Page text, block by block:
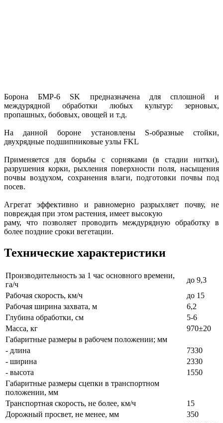
Борона БМР-6 SK предназначена для сплошной и
междурядной обработки любых культур: зерновых,
пропашных, бобовых, овощей и т.д.
На данной бороне установлены S-образные стойки,
двухрядные подшипниковые узлы FKL
Применяется для борьбы с сорняками (в стадии нитки),
разрушения корки, рыхления поверхности поля, насыщения
почвы воздухом, сохранения влаги, подготовки почвы под
посев.
Агрегат эффективно и равномерно разрыхляет почву, не
повреждая при этом растения, имеет высокую
раму, что позволяет проводить междурядную обработку в
более поздние сроки вегетации.
Технические характеристики
Производительность за 1 час основного времени,
га/ч
до 9,3
Рабочая скорость, км/ч
до 15
Рабочая ширина захвата, м
6,2
Глубина обработки, см
5-6
Масса, кг
970±20
Габаритные размеры в рабочем положении; мм
- длина
7330
- ширина
2330
- высота
1550
Габаритные размеры сцепки в транспортном
положении, мм
Транспортная скорость, не более, км/ч
15
Дорожный просвет, не менее, мм
350